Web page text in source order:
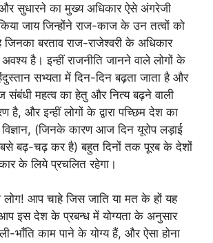
सुधारने का मुख्य अधिकार ऐसे अंगरेजी
जाय जिन्होंने राज-काज के उन तत्वों को
जिनका बरताव राज-राजेश्वरी के अधिकार
है। इन्हीं राजनीति जानने वाले लोगों के
सभ्यता में दिन-दिन बढ़ता जाता है और
संबंधी महत्व का हेतु और नित्य बढ़ने वाली
है, और इन्हीं लोगों के द्वारा पच्छिम देश का
(जिनके कारण आज दिन यूरोप लड़ाई
बढ़-चढ़ कर है) बहुत दिनों तक पूरब के देशों
के लिये प्रचलित रहेगा।
लोग! आप चाहे जिस जाति या मत के हों यह
इस देश के प्रबन्ध में योग्यता के अनुसार
भाँति काम पाने के योग्य हैं, और ऐसा होना